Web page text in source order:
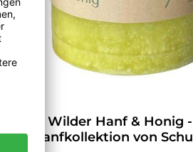
Wilder Hanf & Honig
Hanfkollektion von